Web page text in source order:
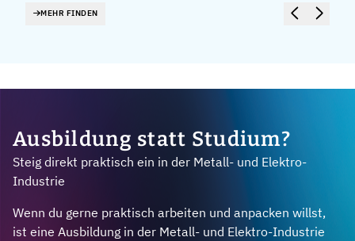
MEHR FINDEN
Ausbildung statt Studium?
Steig direkt praktisch ein in der Metall- und Elektro-
Industrie
Wenn du gerne praktisch arbeiten und anpacken willst,
ist eine Ausbildung in der Metall- und Elektro-Industrie